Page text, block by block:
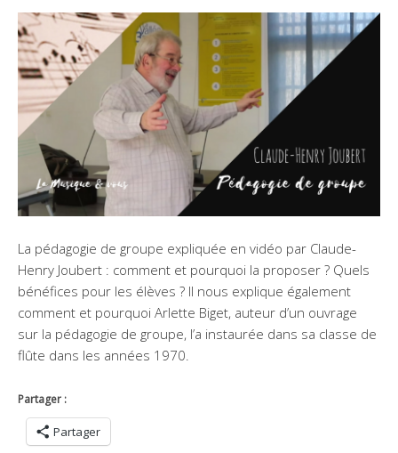
La pédagogie de groupe expliquée en vidéo par Claude-
Henry Joubert : comment et pourquoi la proposer ? Quels
bénéfices pour les élèves ? Il nous explique également
comment et pourquoi Arlette Biget, auteur d’un ouvrage
sur la pédagogie de groupe, l’a instaurée dans sa classe de
flûte dans les années 1970.
Partager :
Partager